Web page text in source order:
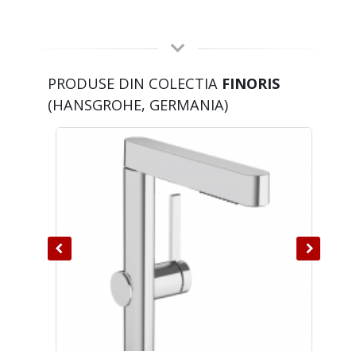
PRODUSE DIN COLECTIA FINORIS
(HANSGROHE, GERMANIA)